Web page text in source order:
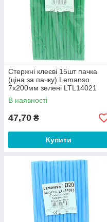
Стержні клеєві 15шт пачка
(ціна за пачку) Lemanso
7x200мм зелені LTL14021
В наявності
47,70 ₴
Купити